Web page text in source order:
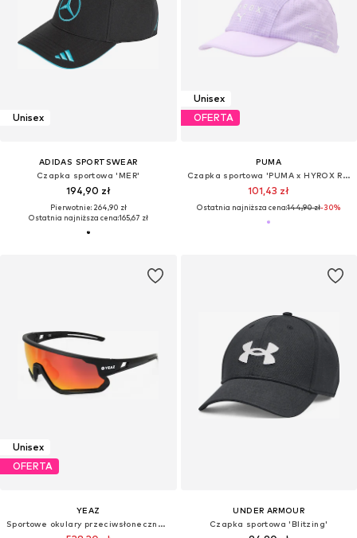
Unisex
ADIDAS SPORTSWEAR
Czapka sportowa 'MER'
194,90 zł
Pierwotnie: 264,90 zł
Ostatnia najniższa cena:165,67 zł
Unisex
OFERTA
PUMA
Czapka sportowa 'PUMA x HYROX RUNNING'
101,43 zł
Ostatnia najniższa cena:144,90 zł-30%
Unisex
OFERTA
YEAZ
Sportowe okulary przeciwsłoneczne 'Sunrise'
UNDER ARMOUR
Czapka sportowa 'Blitzing'